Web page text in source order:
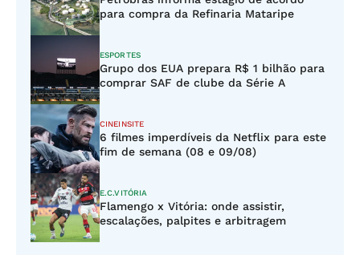
para compra da Refinaria Mataripe
ESPORTES
Grupo dos EUA prepara R$ 1 bilhão para
comprar SAF de clube da Série A
CINEINSITE
6 filmes imperdíveis da Netflix para este
fim de semana (08 e 09/08)
E.C.VITÓRIA
Flamengo x Vitória: onde assistir,
escalações, palpites e arbitragem